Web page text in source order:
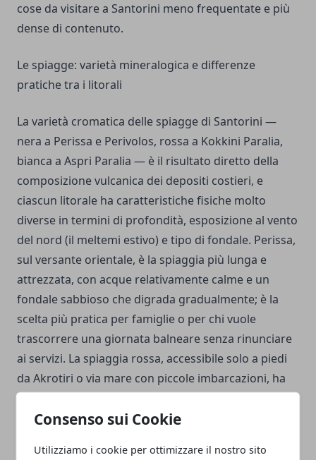
Consenso sui Cookie
Utilizziamo i cookie per ottimizzare il nostro sito
cose da visitare a Santorini meno frequentate e più
dense di contenuto.
Le spiagge: varietà mineralogica e differenze
pratiche tra i litorali
La varietà cromatica delle spiagge di Santorini —
nera a Perissa e Perivolos, rossa a Kokkini Paralia,
bianca a Aspri Paralia — è il risultato diretto della
composizione vulcanica dei depositi costieri, e
ciascun litorale ha caratteristiche fisiche molto
diverse in termini di profondità, esposizione al vento
del nord (il meltemi estivo) e tipo di fondale. Perissa,
sul versante orientale, è la spiaggia più lunga e
attrezzata, con acque relativamente calme e un
fondale sabbioso che digrada gradualmente; è la
scelta più pratica per famiglie o per chi vuole
trascorrere una giornata balneare senza rinunciare
ai servizi. La spiaggia rossa, accessibile solo a piedi
da Akrotiri o via mare con piccole imbarcazioni, ha
una conformazione più selvaggia — la scogliera di
ossidiana e tufo rosso che la sovrasta è